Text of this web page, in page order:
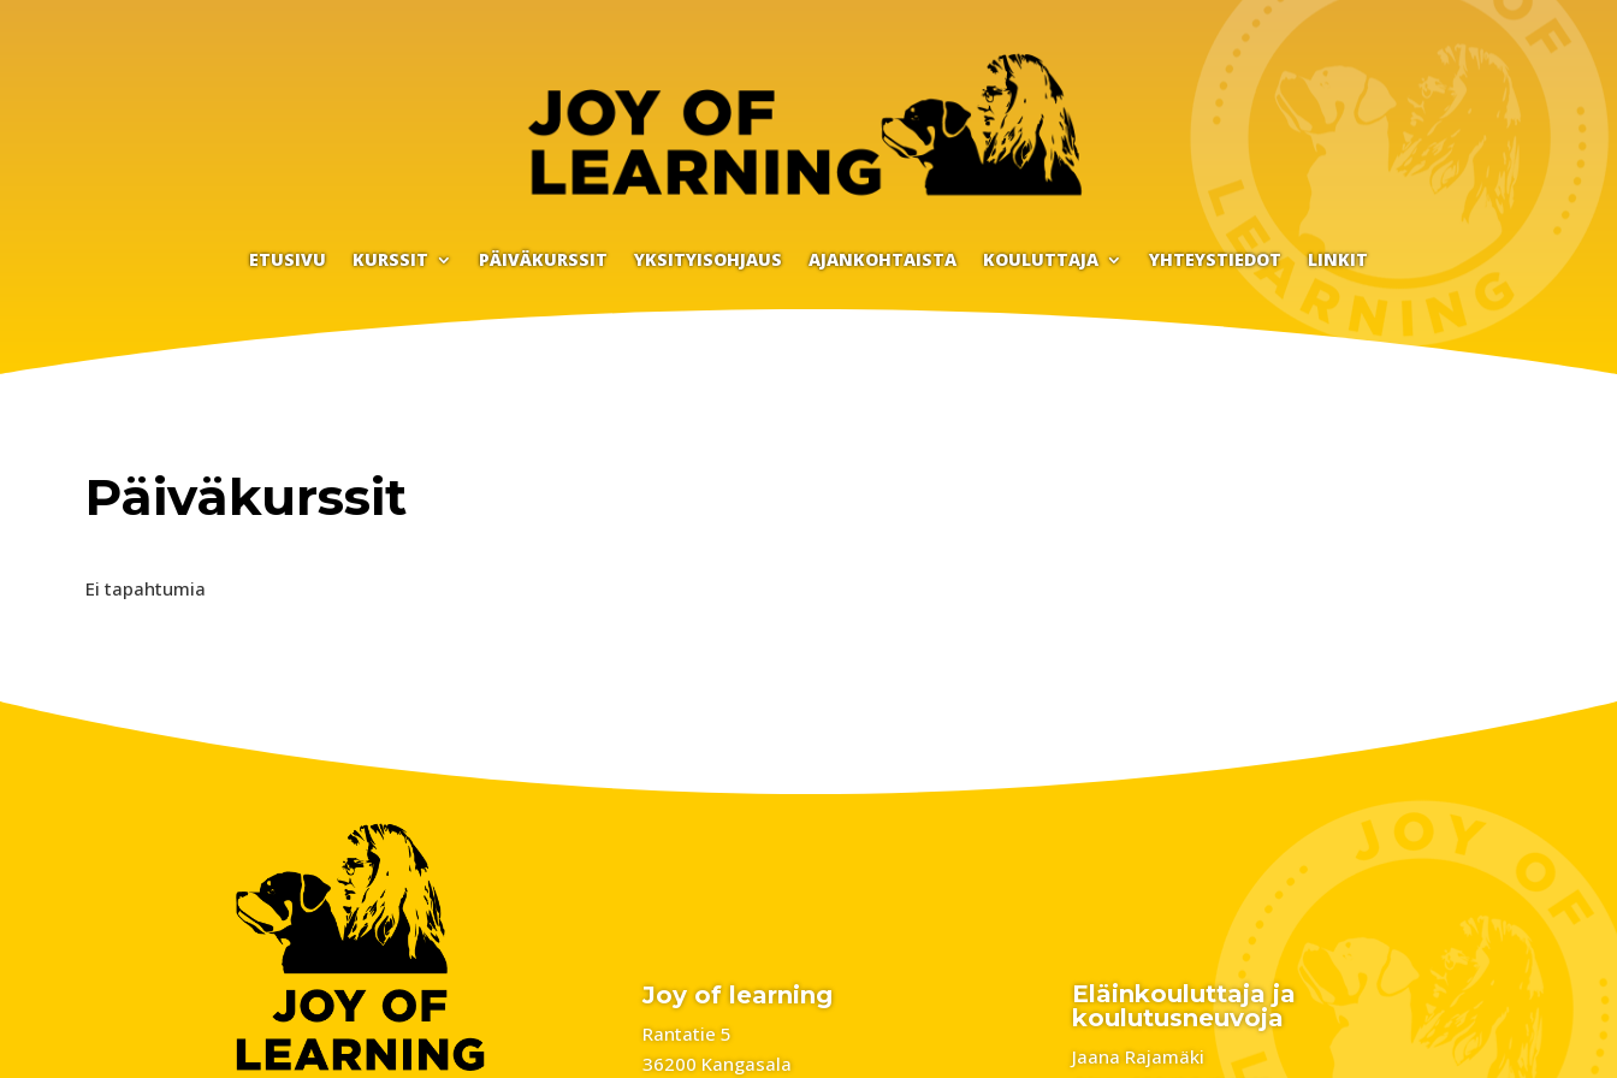
ETUSIVU KURSSIT PÄIVÄKURSSIT YKSITYISOHJAUS AJANKOHTAISTA KOULUTTAJA YHTEYSTIEDOT LINKIT
Päiväkurssit
Ei tapahtumia
Joy of learning
Rantatie 5
36200 Kangasala
Eläinkouluttaja ja
koulutusneuvoja
Jaana Rajamäki